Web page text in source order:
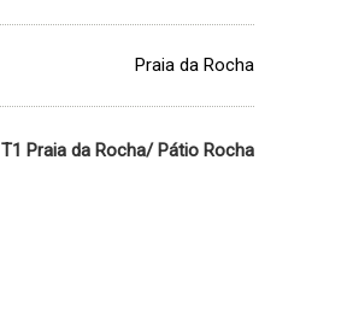
Praia da Rocha
T1 Praia da Rocha/ Pátio Rocha